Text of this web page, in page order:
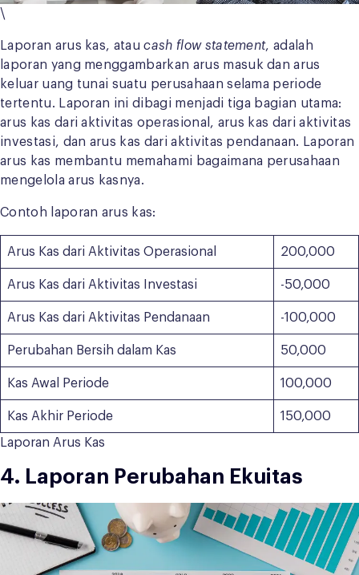
\
Laporan arus kas, ataucash flow statement, adalah
laporan yang menggambarkan arus masuk dan arus
keluar uang tunai suatu perusahaan selama periode
tertentu. Laporan ini dibagi menjadi tiga bagian utama:
arus kas dari aktivitas operasional, arus kas dari aktivitas
investasi, dan arus kas dari aktivitas pendanaan. Laporan
arus kas membantu memahami bagaimana perusahaan
mengelola arus kasnya.
Contoh laporan arus kas:
Arus Kas dari Aktivitas Operasional 200,000
Arus Kas dari Aktivitas Investasi -50,000
Arus Kas dari Aktivitas Pendanaan -100,000
Perubahan Bersih dalam Kas 50,000
Kas Awal Periode 100,000
Kas Akhir Periode 150,000
Laporan Arus Kas
4. Laporan Perubahan Ekuitas